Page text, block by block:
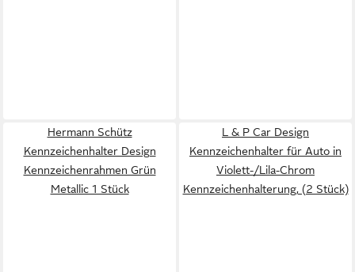
Hermann Schütz
Kennzeichenhalter Design
Kennzeichenrahmen Grün
Metallic 1 Stück
L & P Car Design
Kennzeichenhalter für Auto in
Violett-/Lila-Chrom
Kennzeichenhalterung, (2 Stück)